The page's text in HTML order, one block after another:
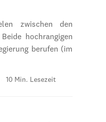
zwischen den
hochrangigen
berufen (im
10 Min. Lesezeit